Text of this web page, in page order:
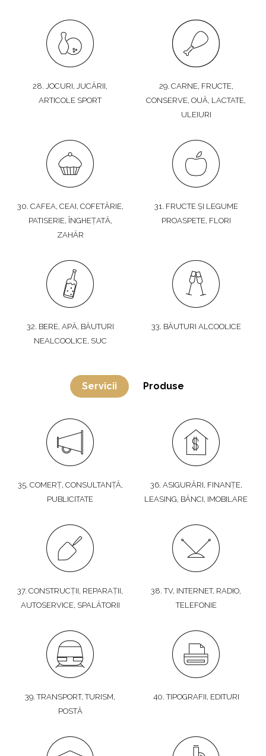
28. JOCURI, JUCĂRII,
ARTICOLE SPORT
29. CARNE, FRUCTE,
CONSERVE, OUĂ, LACTATE,
ULEIURI
30. CAFEA, CEAI, COFETĂRIE,
PATISERIE, ÎNGHEȚATĂ,
ZAHĂR
31. FRUCTE ȘI LEGUME
PROASPETE, FLORI
32. BERE, APĂ, BĂUTURI
NEALCOOLICE, SUC
33. BĂUTURI ALCOOLICE
Servicii Produse
35. COMERȚ, CONSULTANȚĂ,
PUBLICITATE
36. ASIGURĂRI, FINANȚE,
LEASING, BĂNCI, IMOBILARE
37. CONSTRUCȚII, REPARAȚII,
AUTOSERVICE, SPALĂTORII
38. TV, INTERNET, RADIO,
TELEFONIE
39. TRANSPORT, TURISM,
POSTĂ
40. TIPOGRAFII, EDITURI